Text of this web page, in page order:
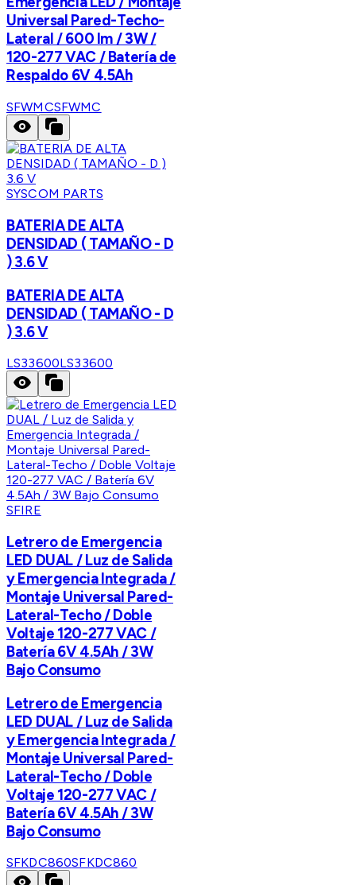
Universal Pared-Techo-
Lateral / 600 lm / 3W /
120-277 VAC / Batería de
Respaldo 6V 4.5Ah
SFWMCSFWMC
SYSCOM PARTS
BATERIA DE ALTA
DENSIDAD ( TAMAÑO - D
) 3.6 V
BATERIA DE ALTA
DENSIDAD ( TAMAÑO - D
) 3.6 V
LS33600LS33600
SFIRE
Letrero de Emergencia
LED DUAL / Luz de Salida
y Emergencia Integrada /
Montaje Universal Pared-
Lateral-Techo / Doble
Voltaje 120-277 VAC /
Batería 6V 4.5Ah / 3W
Bajo Consumo
Letrero de Emergencia
LED DUAL / Luz de Salida
y Emergencia Integrada /
Montaje Universal Pared-
Lateral-Techo / Doble
Voltaje 120-277 VAC /
Batería 6V 4.5Ah / 3W
Bajo Consumo
SFKDC860SFKDC860